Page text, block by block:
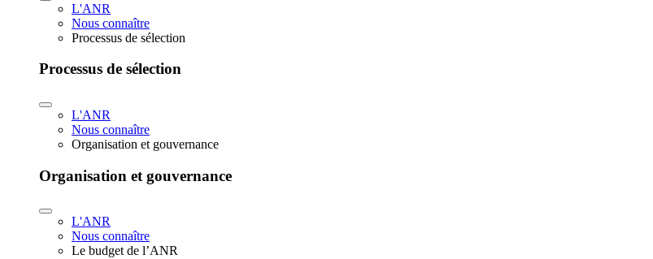
L'ANR
Nous connaître
Processus de sélection
Processus de sélection
L'ANR
Nous connaître
Organisation et gouvernance
Organisation et gouvernance
L'ANR
Nous connaître
Le budget de l’ANR